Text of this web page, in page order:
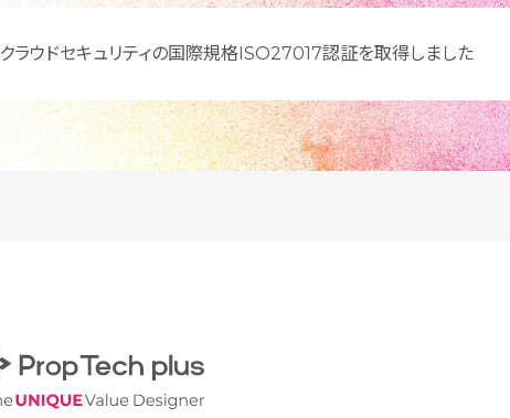
クラウドセキュリティの国際規格ISO27017認証を取得しました